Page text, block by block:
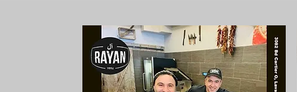
تقوم على التمييز بين كسب المال وحماية ما يتم
بناؤه. فقد يكون الإنسان ناجحاً في عمله، يملك
دخلاً جيداً، وينظم مصاريفه بشكل مقبول، لكنه
يبقى معرضاً للاهتزاز إذا لم تكن هناك بنية واضحة
تحمي عائلته ومشاريعه في حال المرض، أو
التوقف عن العمل، أو الوفاة، أو أي أزمة غير